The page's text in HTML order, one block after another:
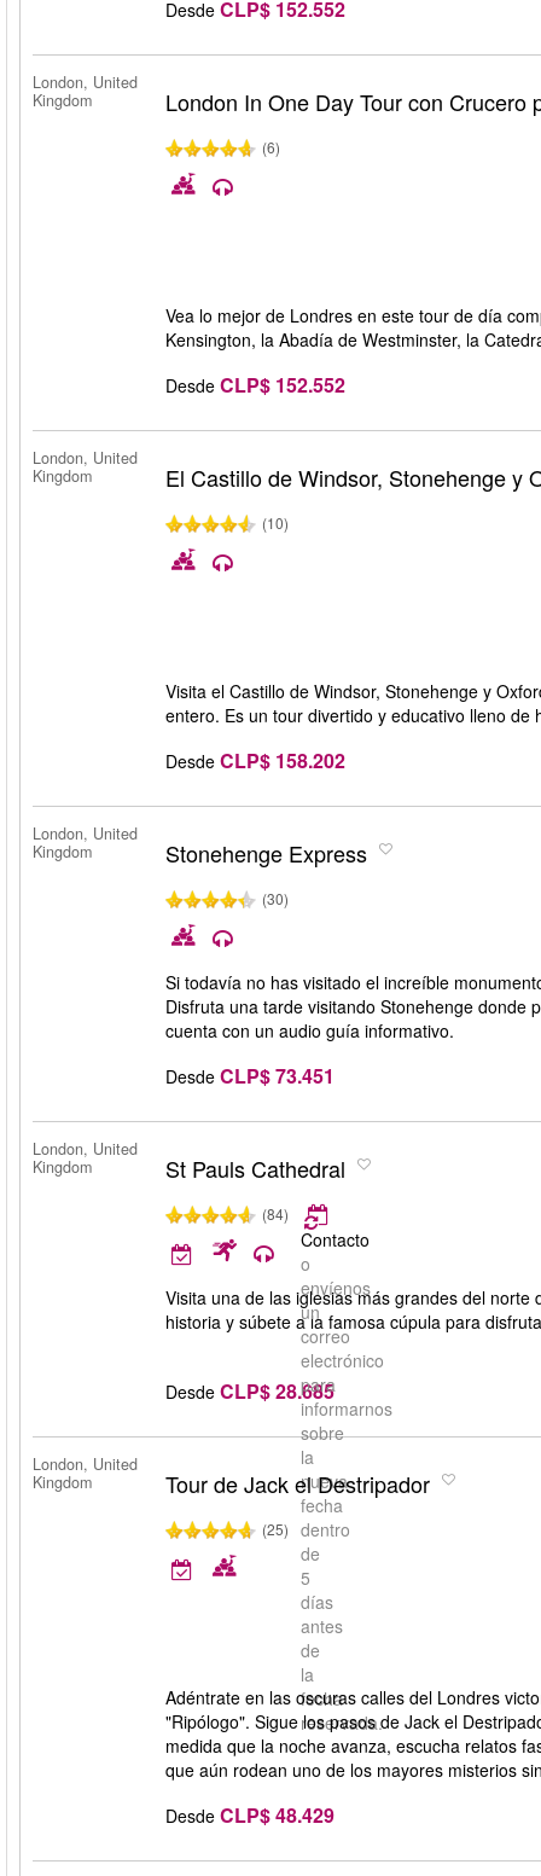
Desde CLP$ 152.552
London, United
Kingdom
London In One Day Tour con Crucero
(6)
Vea lo mejor de Londres en este tour de día
Kensington, la Abadía de Westminster, la
Desde CLP$ 152.552
London, United
Kingdom
El Castillo de Windsor, Stonehenge y
(10)
Visita el Castillo de Windsor, Stonehenge y
entero. Es un tour divertido y educativo lleno de
Desde CLP$ 158.202
London, United
Kingdom
Stonehenge Express
(30)
Si todavía no has visitado el increíble
Disfruta una tarde visitando Stonehenge donde
cuenta con un audio guía informativo.
Desde CLP$ 73.451
London, United
Kingdom
St Pauls Cathedral
(84)
Contacto
o
envíenos
un
correo
electrónico
para
informarnos
sobre
la
nueva
fecha
dentro
de
5
días
antes
de
la
fecha
reservada.
Visita una de las iglesias más grandes del
historia y súbete a la famosa cúpula para
Desde CLP$ 28.685
London, United
Kingdom
Tour de Jack el Destripador
(25)
Adéntrate en las oscuras calles del Londres
"Ripólogo". Sigue los pasos de Jack el
medida que la noche avanza, escucha relatos
que aún rodean uno de los mayores misterios
Desde CLP$ 48.429